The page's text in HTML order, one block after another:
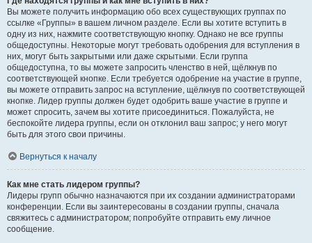
Вы можете получить информацию обо всех существующих группах по
ссылке «Группы» в вашем личном разделе. Если вы хотите вступить в
одну из них, нажмите соответствующую кнопку. Однако не все группы
общедоступны. Некоторые могут требовать одобрения для вступления в
них, могут быть закрытыми или даже скрытыми. Если группа
общедоступна, то вы можете запросить членство в ней, щёлкнув по
соответствующей кнопке. Если требуется одобрение на участие в группе,
вы можете отправить запрос на вступление, щёлкнув по соответствующей
кнопке. Лидер группы должен будет одобрить ваше участие в группе и
может спросить, зачем вы хотите присоединиться. Пожалуйста, не
беспокойте лидера группы, если он отклонил ваш запрос; у него могут
быть для этого свои причины.
Вернуться к началу
Как мне стать лидером группы?
Лидеры групп обычно назначаются при их создании администраторами
конференции. Если вы заинтересованы в создании группы, сначала
свяжитесь с администратором; попробуйте отправить ему личное
сообщение.